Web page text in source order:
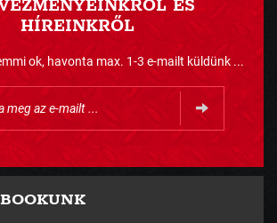
ÉS
HÍREINKRŐL
ok, havonta max. 1-3 e-mailt küldünk ...